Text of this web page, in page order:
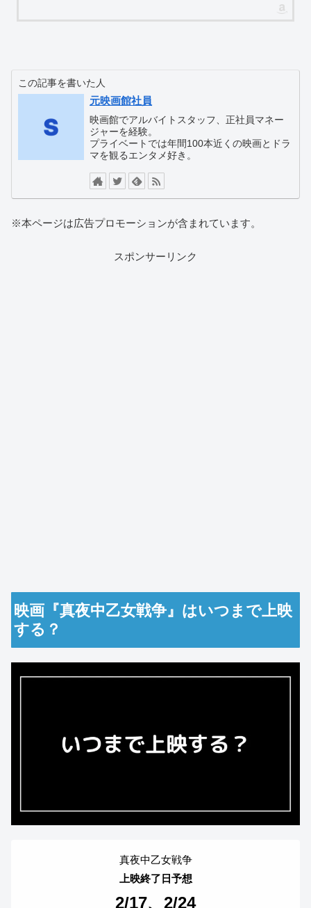
この記事を書いた人
元映画館社員
映画館でアルバイトスタッフ、正社員マネー
ジャーを経験。
プライベートでは年間100本近くの映画とドラ
マを観るエンタメ好き。
※本ページは広告プロモーションが含まれています。
スポンサーリンク
映画『真夜中乙女戦争』はいつまで上映
する？
真夜中乙女戦争
上映終了日予想
2/17、2/24